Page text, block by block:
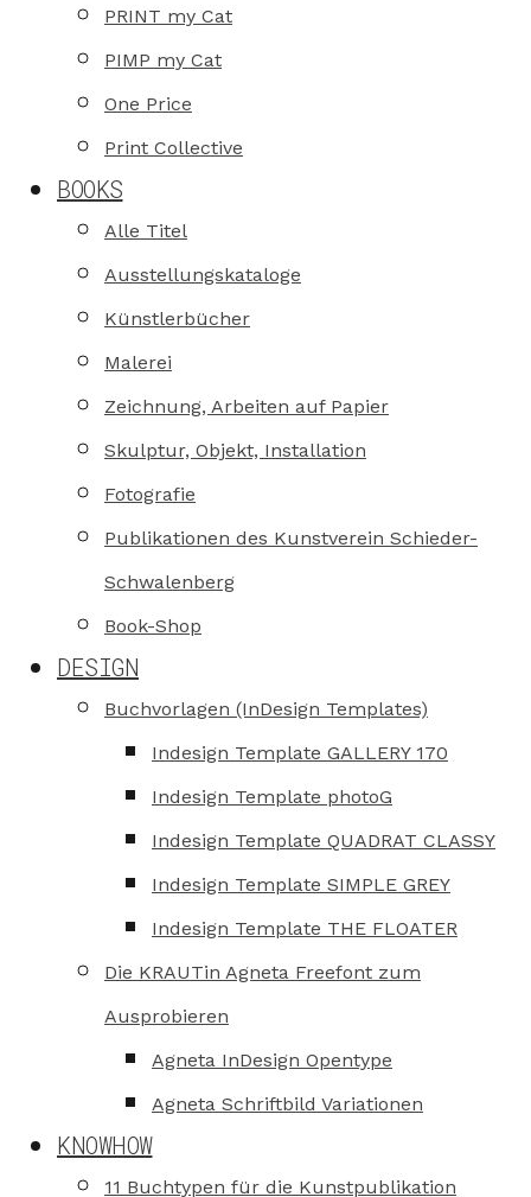
PRINT my Cat
PIMP my Cat
One Price
Print Collective
BOOKS
Alle Titel
Ausstellungskataloge
Künstlerbücher
Malerei
Zeichnung, Arbeiten auf Papier
Skulptur, Objekt, Installation
Fotografie
Publikationen des Kunstverein Schieder-
Schwalenberg
Book-Shop
DESIGN
Buchvorlagen (InDesign Templates)
Indesign Template GALLERY 170
Indesign Template photoG
Indesign Template QUADRAT CLASSY
Indesign Template SIMPLE GREY
Indesign Template THE FLOATER
Die KRAUTin Agneta Freefont zum
Ausprobieren
Agneta InDesign Opentype
Agneta Schriftbild Variationen
KNOWHOW
11 Buchtypen für die Kunstpublikation